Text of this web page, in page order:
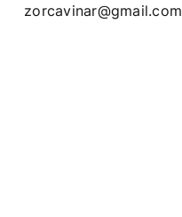
zorcavinar@gmail.com